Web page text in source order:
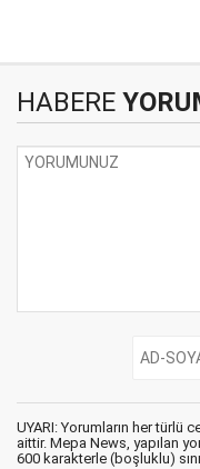
HABERE
UYARI: Yorumların her türlü
aittir. Mepa News, yapılan
600 karakterle (boşluklu)